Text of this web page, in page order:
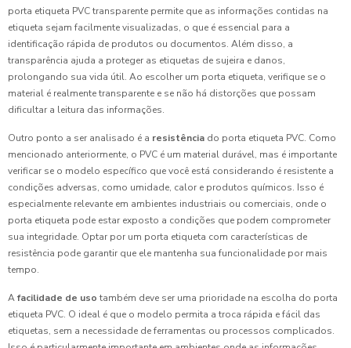
porta etiqueta PVC transparente permite que as informações contidas na
etiqueta sejam facilmente visualizadas, o que é essencial para a
identificação rápida de produtos ou documentos. Além disso, a
transparência ajuda a proteger as etiquetas de sujeira e danos,
prolongando sua vida útil. Ao escolher um porta etiqueta, verifique se o
material é realmente transparente e se não há distorções que possam
dificultar a leitura das informações.
Outro ponto a ser analisado é a resistência do porta etiqueta PVC. Como
mencionado anteriormente, o PVC é um material durável, mas é importante
verificar se o modelo específico que você está considerando é resistente a
condições adversas, como umidade, calor e produtos químicos. Isso é
especialmente relevante em ambientes industriais ou comerciais, onde o
porta etiqueta pode estar exposto a condições que podem comprometer
sua integridade. Optar por um porta etiqueta com características de
resistência pode garantir que ele mantenha sua funcionalidade por mais
tempo.
Afacilidade de uso também deve ser uma prioridade na escolha do porta
etiqueta PVC. O ideal é que o modelo permita a troca rápida e fácil das
etiquetas, sem a necessidade de ferramentas ou processos complicados.